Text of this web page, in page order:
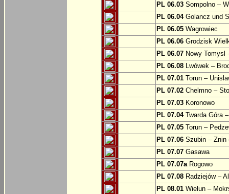
PL 06.03 Sompolno –
PL 06.04Golancz und
PL 06.05 Wagrowiec
PL 06.06 Grodzisk
PL 06.07 Nowy Tomysl
PL 06.08 Lwówek –
PL 07.01 Torun –
PL 07.02 Chelmno –
PL 07.03 Koronowo
PL 07.04Twarda Góra
PL 07.05 Torun –
PL 07.06 Szubin – Znin
PL 07.07 Gasawa
PL 07.07aRogowo
PL 07.08 Radziejów –
PL 08.01 Wielun –